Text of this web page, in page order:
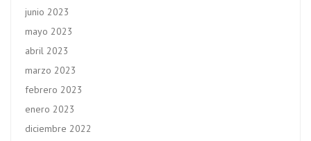
junio 2023
mayo 2023
abril 2023
marzo 2023
febrero 2023
enero 2023
diciembre 2022